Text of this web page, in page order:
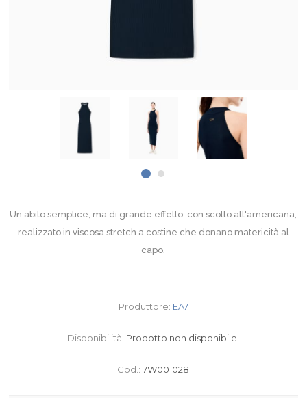
Un abito semplice, ma di grande effetto, con scollo all'americana,
realizzato in viscosa stretch a costine che donano matericità al
capo.
Produttore: EA7
Disponibilità: Prodotto non disponibile.
Cod.: 7W001028